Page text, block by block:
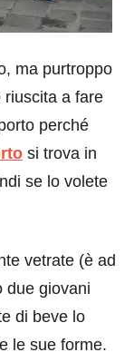
ma purtroppo
riuscita a fare
perché
si trova in
se lo volete
vetrate (è ad
due giovani
di beve lo
le sue forme.